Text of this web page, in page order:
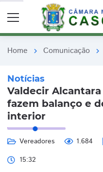
Home chevron_right Comunicação chevron_right
Notícias
Valdecir
fazem balanço e
interior
Vereadores 1.684
15:32